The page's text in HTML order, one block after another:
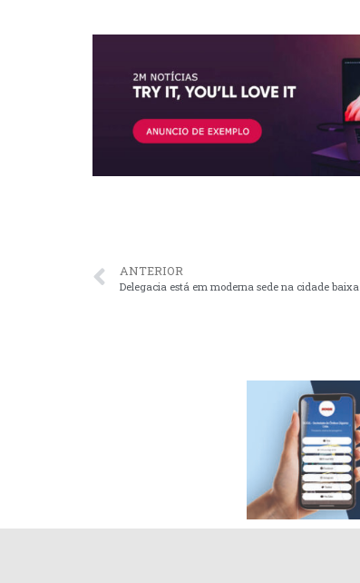
ANTERIOR
Delegacia está em moderna sede na cidade baixa